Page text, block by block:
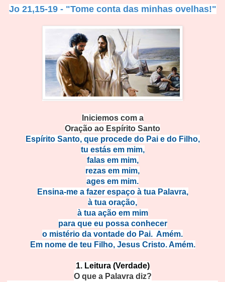
Jo 21,15-19 - "Tome conta das minhas ovelhas!"
Iniciemos com a
Oração ao Espírito Santo
Espírito Santo, que procede do Pai e do Filho,
tu estás em mim,
falas em mim,
rezas em mim,
ages em mim.
Ensina-me a fazer espaço à tua Palavra,
à tua oração,
à tua ação em mim
para que eu possa conhecer
o mistério da vontade do Pai. Amém.
Em nome de teu Filho, Jesus Cristo. Amém.
1. Leitura (Verdade)
O que a Palavra diz?